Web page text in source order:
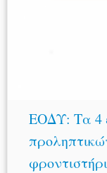
ΕΟΔΥ: Τα 4